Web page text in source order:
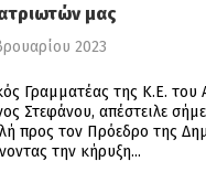
μας
2023
Γραμματέας της Κ.Ε. του
Στεφάνου, απέστειλε
προς τον Πρόεδρο της
την κήρυξη